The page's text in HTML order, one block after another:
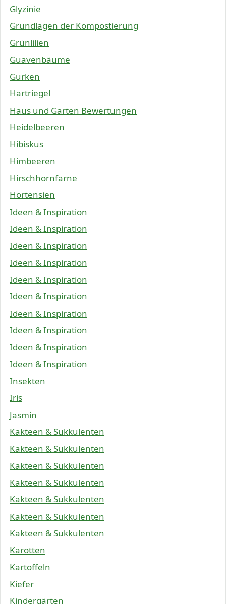
Glyzinie
Grundlagen der Kompostierung
Grünlilien
Guavenbäume
Gurken
Hartriegel
Haus und Garten Bewertungen
Heidelbeeren
Hibiskus
Himbeeren
Hirschhornfarne
Hortensien
Ideen & Inspiration
Ideen & Inspiration
Ideen & Inspiration
Ideen & Inspiration
Ideen & Inspiration
Ideen & Inspiration
Ideen & Inspiration
Ideen & Inspiration
Ideen & Inspiration
Ideen & Inspiration
Insekten
Iris
Jasmin
Kakteen & Sukkulenten
Kakteen & Sukkulenten
Kakteen & Sukkulenten
Kakteen & Sukkulenten
Kakteen & Sukkulenten
Kakteen & Sukkulenten
Kakteen & Sukkulenten
Karotten
Kartoffeln
Kiefer
Kindergärten